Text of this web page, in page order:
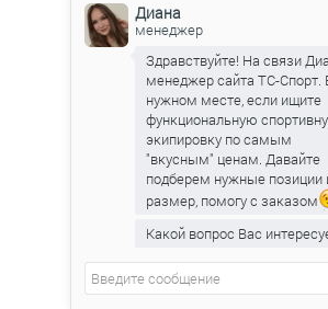
Диана
менеджер
Здравствуйте! На связи
менеджер сайта ТС-Спорт.
нужном месте, если ищите
функциональную
экипировку по самым
"вкусным" ценам. Давайте
подберем нужные позиции
размер, помогу с заказом
Какой вопрос Вас